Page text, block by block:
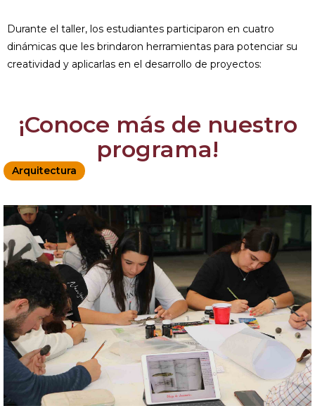
Durante el taller, los estudiantes participaron en cuatro
dinámicas que les brindaron herramientas para potenciar su
creatividad y aplicarlas en el desarrollo de proyectos:
¡Conoce más de nuestro
programa!
Arquitectura